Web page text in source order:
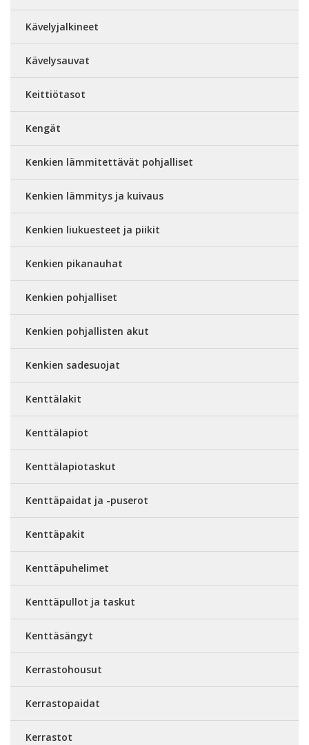
Kävelyjalkineet
Kävelysauvat
Keittiötasot
Kengät
Kenkien lämmitettävät pohjalliset
Kenkien lämmitys ja kuivaus
Kenkien liukuesteet ja piikit
Kenkien pikanauhat
Kenkien pohjalliset
Kenkien pohjallisten akut
Kenkien sadesuojat
Kenttälakit
Kenttälapiot
Kenttälapiotaskut
Kenttäpaidat ja -puserot
Kenttäpakit
Kenttäpuhelimet
Kenttäpullot ja taskut
Kenttäsängyt
Kerrastohousut
Kerrastopaidat
Kerrastot